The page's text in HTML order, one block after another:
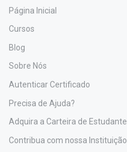
Página Inicial
Cursos
Blog
Sobre Nós
Autenticar Certificado
Precisa de Ajuda?
Adquira a Carteira de Estudante
Contribua com nossa Instituição